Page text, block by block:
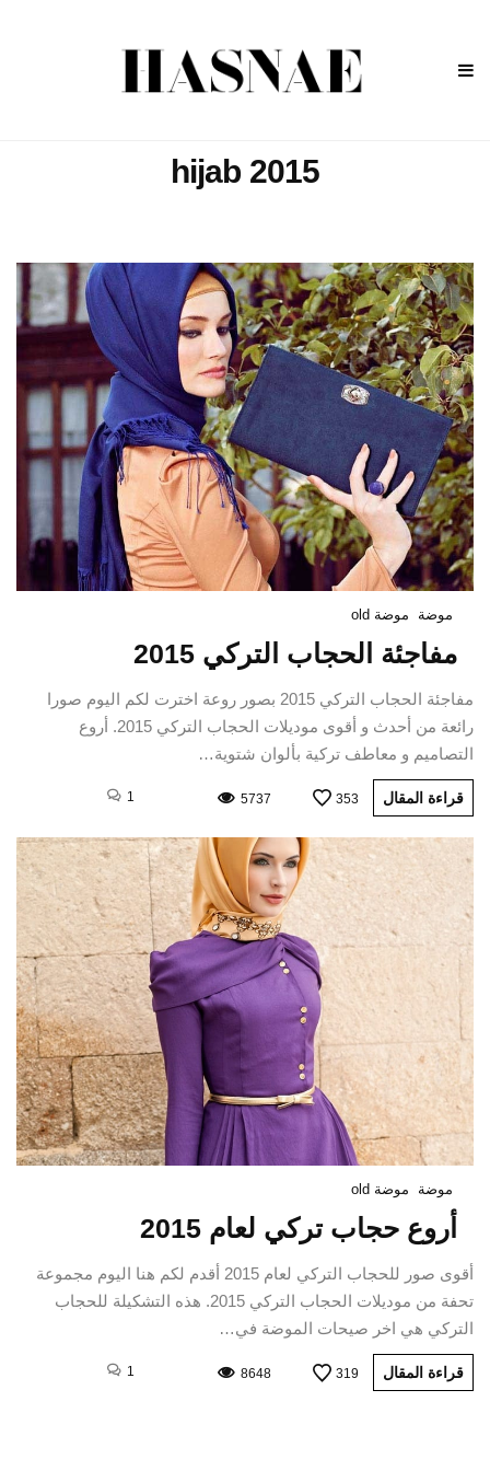
hijab 2015
موضة موضة old
مفاجئة الحجاب التركي 2015
مفاجئة الحجاب التركي 2015 بصور روعة اخترت لكم اليوم صورا
رائعة من أحدث و أقوى موديلات الحجاب التركي 2015. أروع
التصاميم و معاطف تركية بألوان شتوية…
قراءة المقال 353
5737
1
موضة موضة old
أروع حجاب تركي لعام 2015
أقوى صور للحجاب التركي لعام 2015 أقدم لكم هنا اليوم مجموعة
تحفة من موديلات الحجاب التركي 2015. هذه التشكيلة للحجاب
التركي هي اخر صيحات الموضة في…
قراءة المقال 319
8648
1